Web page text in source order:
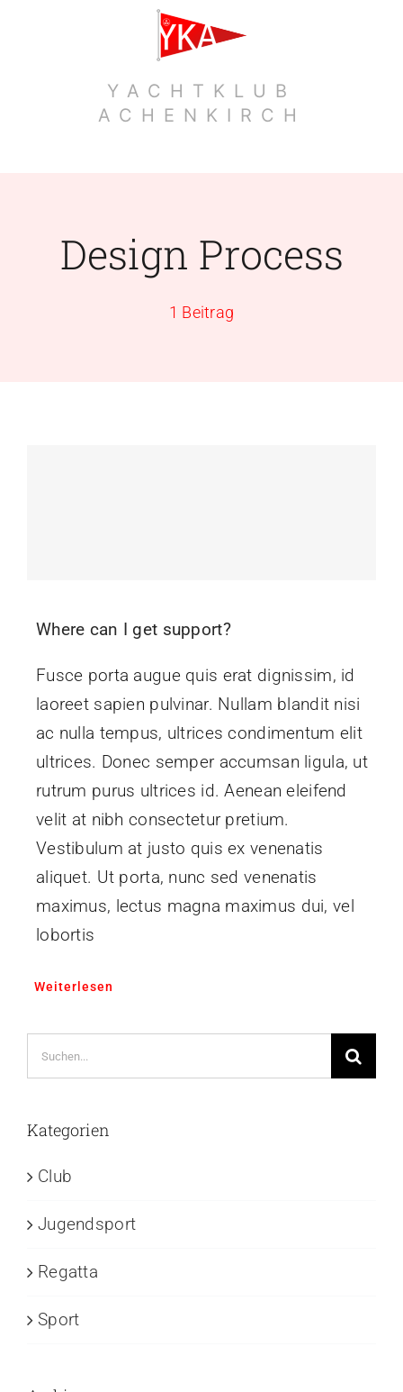
YACHTKLUB
ACHENKIRCH
Design Process
1 Beitrag
Where can I get support?
Fusce porta augue quis erat dignissim, id
laoreet sapien pulvinar. Nullam blandit nisi
ac nulla tempus, ultrices condimentum elit
ultrices. Donec semper accumsan ligula, ut
rutrum purus ultrices id. Aenean eleifend
velit at nibh consectetur pretium.
Vestibulum at justo quis ex venenatis
aliquet. Ut porta, nunc sed venenatis
maximus, lectus magna maximus dui, vel
lobortis
Weiterlesen
Suche
nach:
Kategorien
Club
Jugendsport
Regatta
Sport